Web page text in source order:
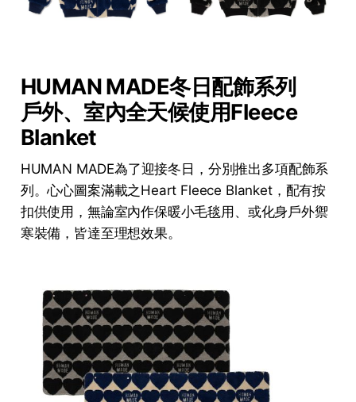
HUMAN MADE冬日配飾系列
戶外、室內全天候使用Fleece
Blanket
HUMAN MADE為了迎接冬日，分別推出多項配飾系
列。心心圖案滿載之Heart Fleece Blanket，配有按
扣供使用，無論室內作保暖小毛毯用、或化身戶外禦
寒裝備，皆達至理想效果。